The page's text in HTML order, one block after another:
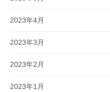
2023年4月
2023年3月
2023年2月
2023年1月